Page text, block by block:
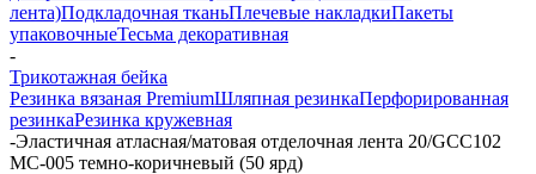
лента)Подкладочная тканьПлечевые накладкиПакеты
упаковочныеТесьма декоративная
-
Трикотажная бейка
Резинка вязаная PremiumШляпная резинкаПерфорированная
резинкаРезинка кружевная
-Эластичная атласная/матовая отделочная лента 20/GCC102
MC-005 темно-коричневый (50 ярд)